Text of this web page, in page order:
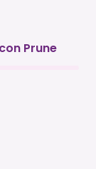
Prune